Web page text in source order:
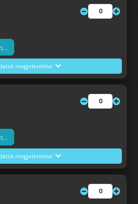
megjelenítése
megjelenítése